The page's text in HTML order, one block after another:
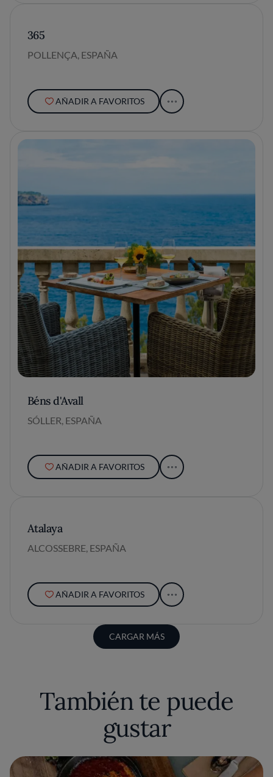
365
POLLENÇA, ESPAÑA
AÑADIR A FAVORITOS
Béns d'Avall
SÓLLER, ESPAÑA
AÑADIR A FAVORITOS
Atalaya
ALCOSSEBRE, ESPAÑA
AÑADIR A FAVORITOS
CARGAR MÁS
También te puede
gustar